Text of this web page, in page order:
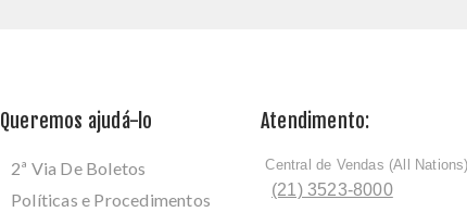
Queremos ajudá-lo
2ª Via De Boletos
Políticas e Procedimentos
Atendimento:
ﾠCentral de Vendas (All
(21) 3523-8000